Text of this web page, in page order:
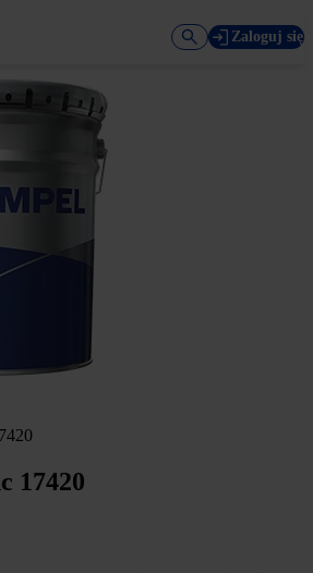
Zaloguj się
17420